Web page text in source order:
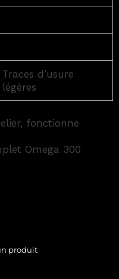
d’usure
fonctionne
Omega 300
produit